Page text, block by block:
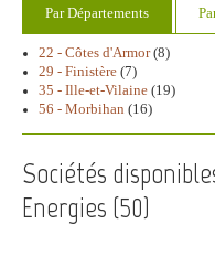
Par Départements
22 - Côtes d'Armor(8)
29 - Finistère (7)
35 - Ille-et-Vilaine (19)
56 - Morbihan (16)
Sociétés
Energies (50)